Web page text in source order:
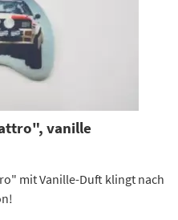
vanille
mit Vanille-Duft klingt nach